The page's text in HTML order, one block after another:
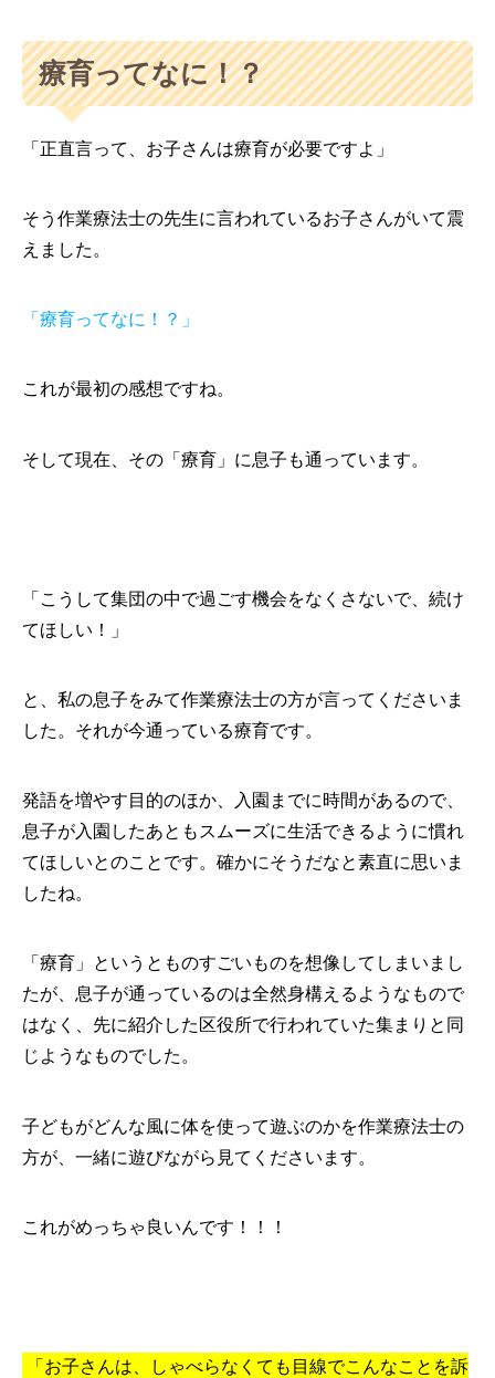
療育ってなに！？
「正直言って、お子さんは療育が必要ですよ」
そう作業療法士の先生に言われているお子さんがいて震
えました。
「療育ってなに！？」
これが最初の感想ですね。
そして現在、その「療育」に息子も通っています。
「こうして集団の中で過ごす機会をなくさないで、続け
てほしい！」
と、私の息子をみて作業療法士の方が言ってくださいま
した。それが今通っている療育です。
発語を増やす目的のほか、入園までに時間があるので、
息子が入園したあともスムーズに生活できるように慣れ
てほしいとのことです。確かにそうだなと素直に思いま
したね。
「療育」というとものすごいものを想像してしまいまし
たが、息子が通っているのは全然身構えるようなもので
はなく、先に紹介した区役所で行われていた集まりと同
じようなものでした。
子どもがどんな風に体を使って遊ぶのかを作業療法士の
方が、一緒に遊びながら見てくださいます。
これがめっちゃ良いんです！！！
「お子さんは、しゃべらなくても目線でこんなことを訴